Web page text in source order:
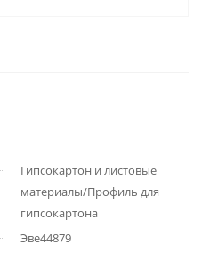
Гипсокартон и листовые
материалы/Профиль для
гипсокартона
Эве44879